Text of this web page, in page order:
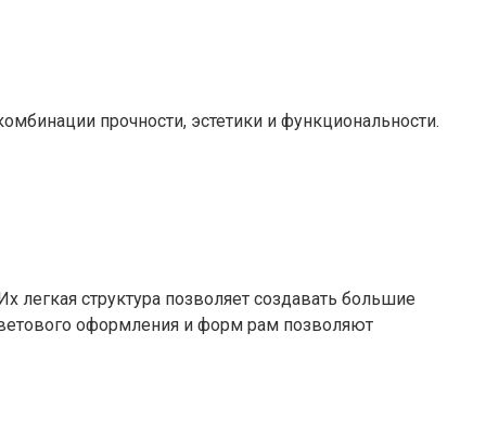
прочности, эстетики и функциональности.
структура позволяет создавать большие
оформления и форм рам позволяют